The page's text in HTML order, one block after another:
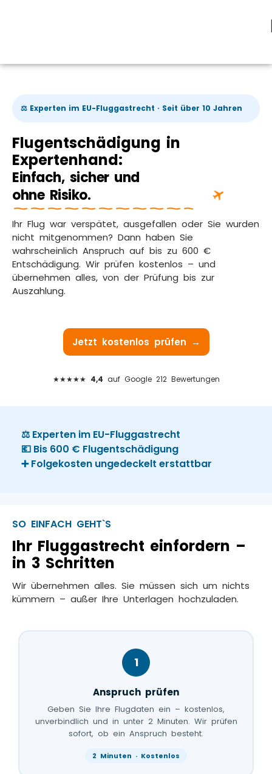
⚖️ Experten im EU-Fluggastrecht · Seit über 10 Jahren
Flugentschädigung in
Expertenhand:
Einfach, sicher und
ohne Risiko.
Ihr Flug war verspätet, ausgefallen oder Sie wurden
nicht mitgenommen? Dann haben Sie
wahrscheinlich Anspruch auf bis zu 600 €
Entschädigung. Wir prüfen kostenlos – und
übernehmen alles, von der Prüfung bis zur
Auszahlung.
Jetzt kostenlos prüfen →
★★★★★ 4,4 auf Google 212 Bewertungen
⚖️ Experten im EU-Fluggastrecht
💶 Bis 600 € Flugentschädigung
➕ Folgekosten ungedeckelt erstattbar
SO EINFACH GEHT`S
Ihr Fluggastrecht einfordern –
in 3 Schritten
Wir übernehmen alles. Sie müssen sich um nichts
kümmern – außer Ihre Unterlagen hochzuladen.
1
Anspruch prüfen
Geben Sie Ihre Flugdaten ein – kostenlos,
unverbindlich und in unter 2 Minuten. Wir prüfen
sofort, ob ein Anspruch besteht.
2 Minuten · Kostenlos